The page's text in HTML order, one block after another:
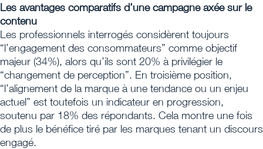
Les avantages comparatifs d’une campagne axée sur le
contenu
Les professionnels interrogés considèrent toujours
“l’engagement des consommateurs” comme objectif
majeur (34%), alors qu’ils sont 20% à privilégier le
“changement de perception”. En troisième position,
“l’alignement de la marque à une tendance ou un enjeu
actuel” est toutefois un indicateur en progression,
soutenu par 18% des répondants. Cela montre une fois
de plus le bénéfice tiré par les marques tenant un discours
engagé.